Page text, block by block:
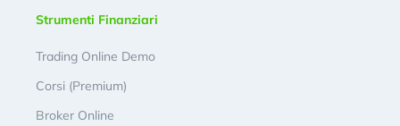
Strumenti Finanziari
Trading Online Demo
Corsi (Premium)
Broker Online